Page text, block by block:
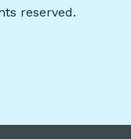
reserved.